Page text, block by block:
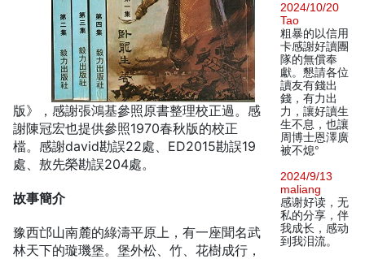
版》，感謝張鴻基參照原書整理校正過。感
謝陳冠宏也提供參照1970春秋版的校正
檔。感謝david勘誤22處、ED2015勘誤19
處、敖先榮勘誤204處。
故事簡介
豫西邙山南麓的綠濤平原上，有一座聞名武
林天下的璇璣堡。堡外松、竹、花樹成行，
2024/10/20
Tao
粗暴的以信用
卡感謝好讀團
隊的無償奉
獻。懇請各位
讀友有錢出
錢，有力出
力，讓好讀生
生不息，也讓
周博士恩澤廣
被不熄°
2024/9/13
maliang
感谢好读，无
私的分享，伴
我成长，感动
到我泪流。